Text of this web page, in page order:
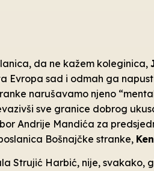
da ne kažem koleginica,
Evropa sad i odmah ga
narušavamo njeno
sve granice dobrog
Andrije Mandića za
Bošnajčke stranke,
Strujić Harbić, nije, svakako,